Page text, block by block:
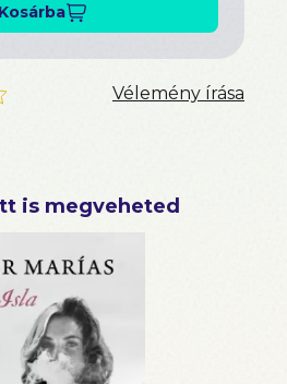
Kosárba
Vélemény írása
is megveheted